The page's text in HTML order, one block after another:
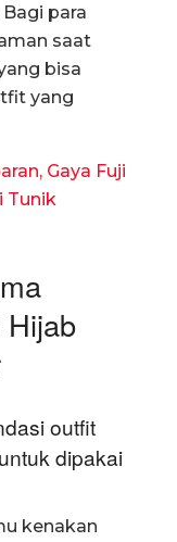
para
saat
bisa
yang
Gaya Fuji
Tunik
outfit
dipakai
kenakan